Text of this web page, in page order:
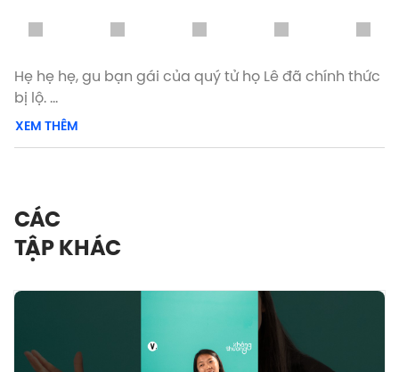
Hẹ hẹ hẹ, gu bạn gái của quý tử họ Lê đã chính thức
bị lộ.
Xem phiên bản đầy đủ của tập 14 Gen Z Truyền mùa
4 - Jaysonlei, trên Vietcetera Podcast, Youtube,
Spotify hoặc Apple Podcast.
#Vietcetera #GenZTruyen #GZT_S4_14 #Tinder
#TinderVietnam #henhokieuriengminh
XEM THÊM
CÁC
TẬP KHÁC